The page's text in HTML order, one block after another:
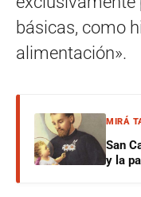
básicas, como
alimentación».
MIRÁ
San
y la